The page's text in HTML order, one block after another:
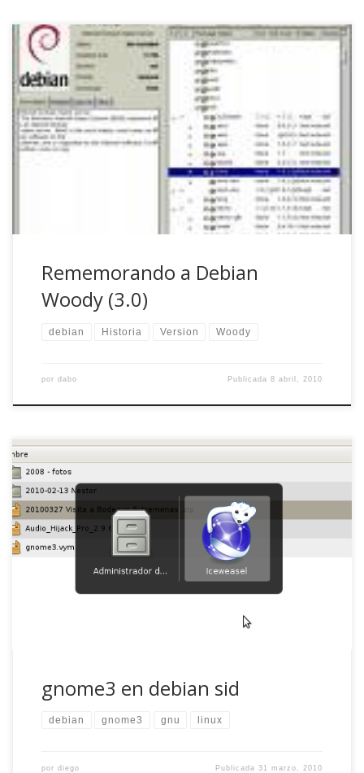
Hola amigos, estaba por aquí ordenando mis revistas y
libros (lo de ordenando quizás le queda un poco grande al
repaso «por encima») y acabo de ver un especial sobre
Debian GNU/Linux 3.0 (Woody) de la revista «Mundo Linux»
que me ha hecho recordar buenos momentos… Estamos
Rememorando a Debian
Woody (3.0)
debian Historia Version Woody
por dabo Publicada8 abril, 2010
Lo leí en un blog al que llegué a través de un twitter y, lo
siento, de ninguno de los dos recuerdo nada más que una
frase: gnome3 ya está en debian sid. Había leído acerca de
la nueva versión, de los cambios y la nueva interfaz que,
decían, iba […]
gnome3 en debian sid
debian gnome3 gnu linux
por diego Publicada31 marzo, 2010